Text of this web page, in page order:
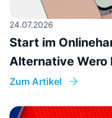
24.07.2026
Start im
Alternative Wero
Zum Artikel